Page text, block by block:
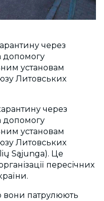
через
допомогу
установам
Литовських
через
допомогу
установам
Литовських
Sąjunga). Це
пересічних
вони патрулюють